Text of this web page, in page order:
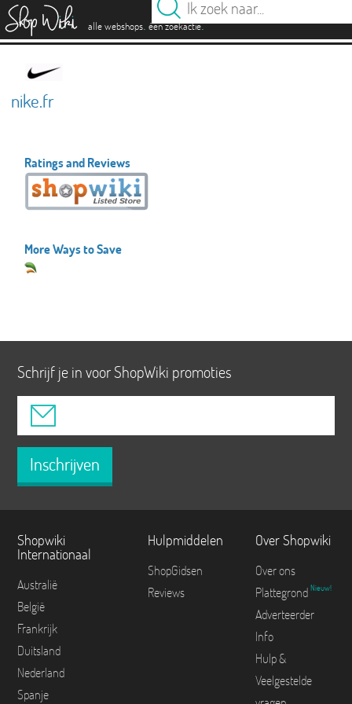
alle webshops. één zoekactie.
nike.fr
Ratings and Reviews
More Ways to Save
Schrijf je in voor ShopWiki promoties
Inschrijven
Shopwiki
Internationaal
Australië
België
Frankrijk
Duitsland
Nederland
Spanje
Hulpmiddelen
ShopGidsen
Reviews
Over Shopwiki
Over ons
Plattegrond Nieuw!
Adverteerder
Info
Hulp &
Veelgestelde